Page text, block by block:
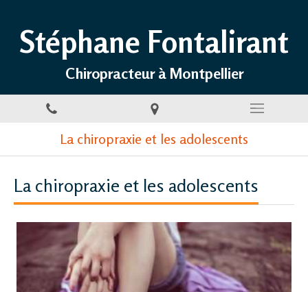
Stéphane Fontalirant
Chiropracteur à Montpellier
La chiropraxie et les adolescents
La chiropraxie et les adolescents